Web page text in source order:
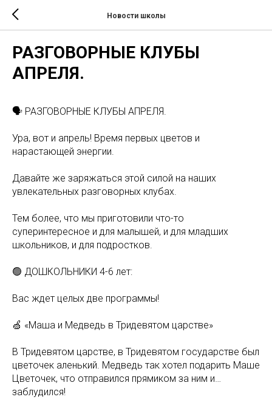
Новости школы
РАЗГОВОРНЫЕ КЛУБЫ
АПРЕЛЯ.
🗣️ РАЗГОВОРНЫЕ КЛУБЫ АПРЕЛЯ.
Ура, вот и апрель! Время первых цветов и
нарастающей энергии.
Давайте же заряжаться этой силой на наших
увлекательных разговорных клубах.
Тем более, что мы приготовили что-то
суперинтересное и для малышей, и для младших
школьников, и для подростков.
🟢 ДОШКОЛЬНИКИ 4-6 лет:
Вас ждет целых две программы!
🍏 «Маша и Медведь в Тридевятом царстве»
В Тридевятом царстве, в Тридевятом государстве был
цветочек аленький. Медведь так хотел подарить Маше
Цветочек, что отправился прямиком за ним и…
заблудился!